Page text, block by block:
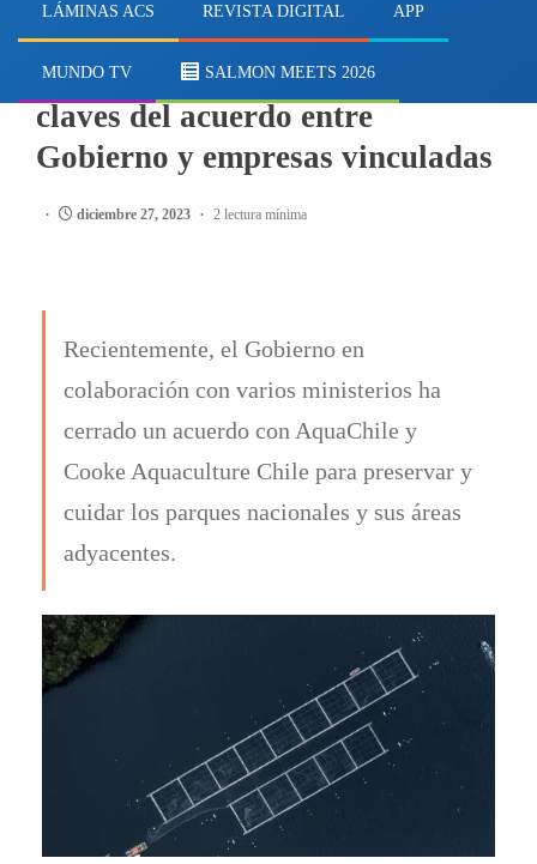
LÁMINAS ACS REVISTA DIGITAL APP
MUNDO TV SALMON MEETS 2026
Protección de PPNN: Explican
claves del acuerdo entre
Gobierno y empresas vinculadas
diciembre 27, 2023 2 lectura mínima
Recientemente, el Gobierno en
colaboración con varios ministerios ha
cerrado un acuerdo con AquaChile y
Cooke Aquaculture Chile para preservar y
cuidar los parques nacionales y sus áreas
adyacentes.